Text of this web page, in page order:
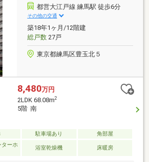
区立光が丘春の風小学校 徒歩4分(約
ン練馬店 徒歩7分(約500m)■ ご希望の住
お手伝いします ━━━━━・・・物件の詳
はお気軽にお問い合わせください。
都営大江戸線 練馬駅 徒歩6分
その他の交通
築18年1ヶ月/12階建
総戸数27戸
東京都練馬区豊玉北５
8,480万円
2LDK 68.08m2
5階 南
駐車場あり
角部屋
ターホ
浴室乾燥機 床暖房